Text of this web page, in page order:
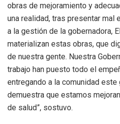
obras de mejoramiento y
una realidad, tras presentar mal
a la gestión de la gobernadora,
materializan estas obras, que
de nuestra gente. Nuestra
trabajo han puesto todo el
entregando a la comunidad este
demuestra que estamos
de salud”, sostuvo.